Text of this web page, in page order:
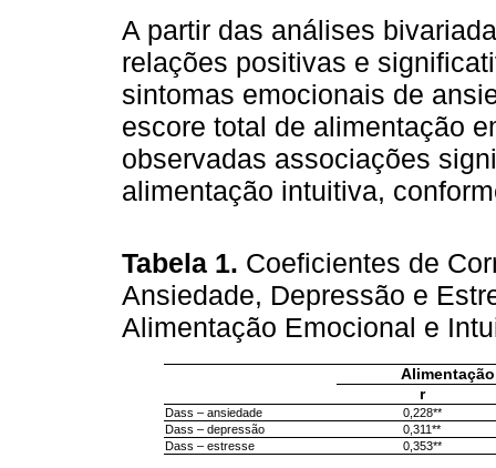
A partir das análises
relações positivas e
sintomas emocionais de
escore total de alimentação
observadas associações
alimentação intuitiva,
Tabela 1. Coeficientes de
Ansiedade, Depressão e
Alimentação Emocional e
r
Dass – ansiedade
0,228**
Dass – depressão
0,311**
Dass – estresse
0,353**